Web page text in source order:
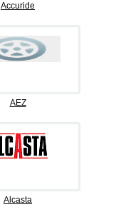
Accuride
AEZ
Alcasta